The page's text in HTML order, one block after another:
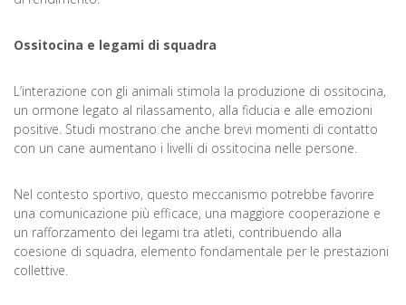
Ossitocina e legami di squadra
L’interazione con gli animali stimola la produzione di ossitocina,
un ormone legato al rilassamento, alla fiducia e alle emozioni
positive. Studi mostrano che anche brevi momenti di contatto
con un cane aumentano i livelli di ossitocina nelle persone.
Nel contesto sportivo, questo meccanismo potrebbe favorire
una comunicazione più efficace, una maggiore cooperazione e
un rafforzamento dei legami tra atleti, contribuendo alla
coesione di squadra, elemento fondamentale per le prestazioni
collettive.